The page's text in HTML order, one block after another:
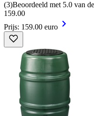
(3)Beoordeeld met 5.0 van
159.00
Prijs: 159.00 euro